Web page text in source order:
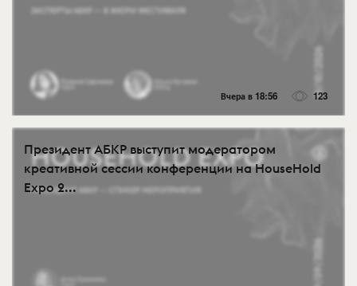
Вчера в 18:56 123
Президент АБКР выступит модератором
креативной сессии конференции на HouseHold
Expo 2...